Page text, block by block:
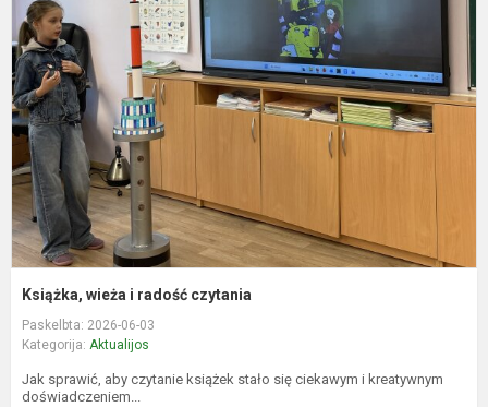
Książka, wieża i radość czytania
Paskelbta: 2026-06-03
Kategorija: Aktualijos
Jak sprawić, aby czytanie książek stało się ciekawym i kreatywnym
doświadczeniem...